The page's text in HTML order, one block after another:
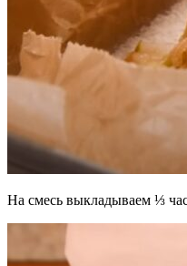
На смесь выкладываем ⅓